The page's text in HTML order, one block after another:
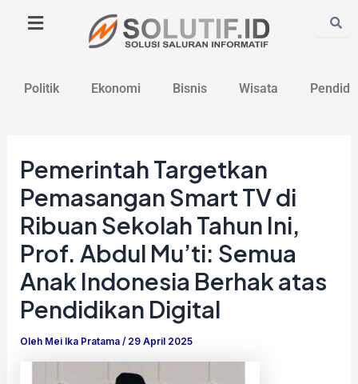
Politik Ekonomi Bisnis Wisata
Pemerintah Targetkan
Pemasangan Smart TV di
Ribuan Sekolah Tahun Ini,
Prof. Abdul Mu’ti: Semua
Anak Indonesia Berhak atas
Pendidikan Digital
Oleh Mei Ika Pratama/ 29 April 2025
navigation